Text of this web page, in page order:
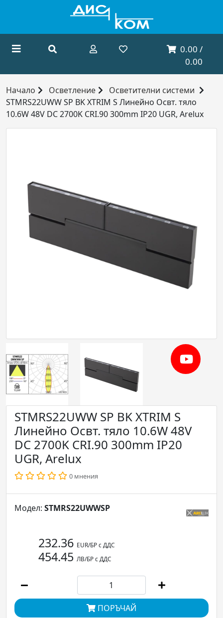
0.00 /
0.00
Начало Осветление
Осветителни системи
STMRS22UWW SP BK XTRIM S Линейно Освт. тяло
10.6W 48V DC 2700K CRI.90 300mm IP20 UGR, Arelux
STMRS22UWW SP BK XTRIM S
Линейно Освт. тяло 10.6W 48V
DC 2700K CRI.90 300mm IP20
UGR, Arelux
0 мнения
Модел: STMRS22UWWSP
232.36 EUR/БР с ДДС
454.45 ЛВ/БР с ДДС
ПОРЪЧАЙ